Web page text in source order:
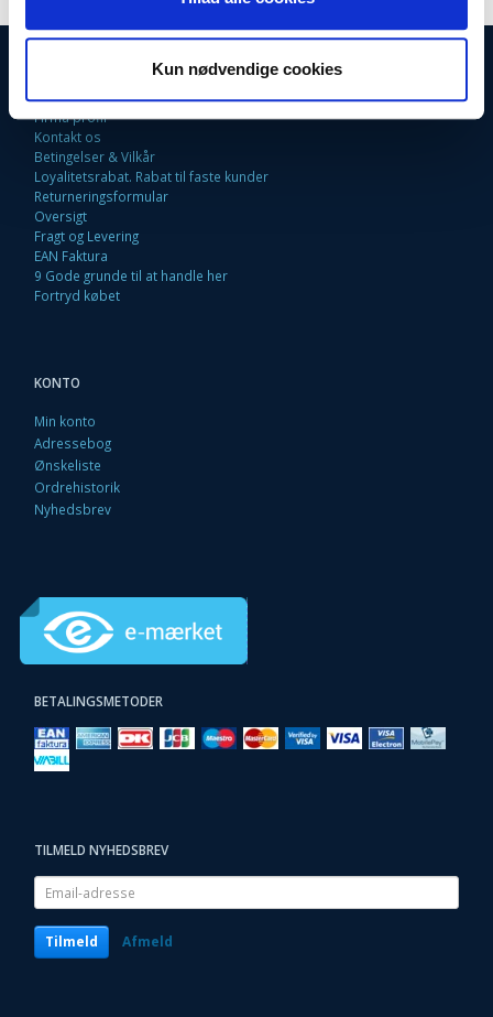
Kun nødvendige cookies
Fortrydelsesret
Firma profil
Kontakt os
Betingelser & Vilkår
Loyalitetsrabat. Rabat til faste kunder
Returneringsformular
Oversigt
Fragt og Levering
EAN Faktura
9 Gode grunde til at handle her
Fortryd købet
KONTO
Min konto
Adressebog
Ønskeliste
Ordrehistorik
Nyhedsbrev
BETALINGSMETODER
TILMELD NYHEDSBREV
Email-
adresse
Tilmeld Afmeld